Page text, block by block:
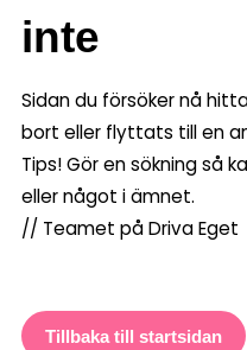
inte
Sidan du försöker nå
bort eller flyttats till en
Tips! Gör en sökning så
eller något i ämnet.
// Teamet på Driva Eget
Tillbaka till startsidan